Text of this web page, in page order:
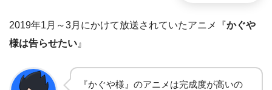
2019年1月～3月にかけて放送されていたアニメ『かぐや
様は告らせたい 』
『かぐや様』のアニメは完成度が高いの